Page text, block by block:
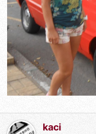
kaci